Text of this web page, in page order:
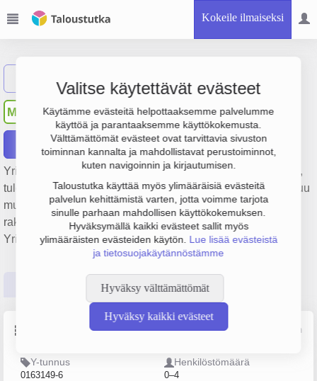
Kokeile ilmaiseksi
Valitse käytettävät evästeet
Käytämme evästeitä helpottaaksemme palvelumme
käyttöä ja parantaaksemme käyttökokemusta.
Välttämättömät evästeet ovat tarvittavia sivuston
toiminnan kannalta ja mahdollistavat perustoiminnot,
kuten navigoinnin ja kirjautumisen.
Taloustutka käyttää myös ylimääräisiä evästeitä
palvelun kehittämistä varten, jotta voimme tarjota
sinulle parhaan mahdollisen käyttökokemuksen.
Hyväksymällä kaikki evästeet sallit myös
ylimääräisten evästeiden käytön. Lue lisää evästeistä
ja tietosuojakäytännöstämme
Hyväksy välttämättömät
Hyväksy kaikki evästeet
MT Maanrakennus Tykkä Oy
Raportit
Yrityksen Maanrakennus Tykkä Oy liikevaihto on 249 000 €,
tulos 48 000 € ja henkilöstömäärä 2. Sen päätoimiala on Muu
muualla luokittelematon monenlainen erikoistunut
rakennustoiminta, perustamisvuosi 1978 ja sijainti Kouvola.
Yrityksen yhtiömuoto Osakeyhtiö (OY).
Tilinpäätösluvut Päättäjätiedot
Lähde: YTJ, PRH, Traficom
Y-tunnus
0163149-6
Henkilöstömäärä
0–4